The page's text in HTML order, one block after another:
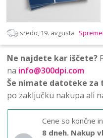
sredo, 19. avgusta
Ne najdete kar iščete?
na info@300dpi.com
Še nimate datoteke za
po zaključku nakupa ali
Cene so končne in
8 dneh. Nakup